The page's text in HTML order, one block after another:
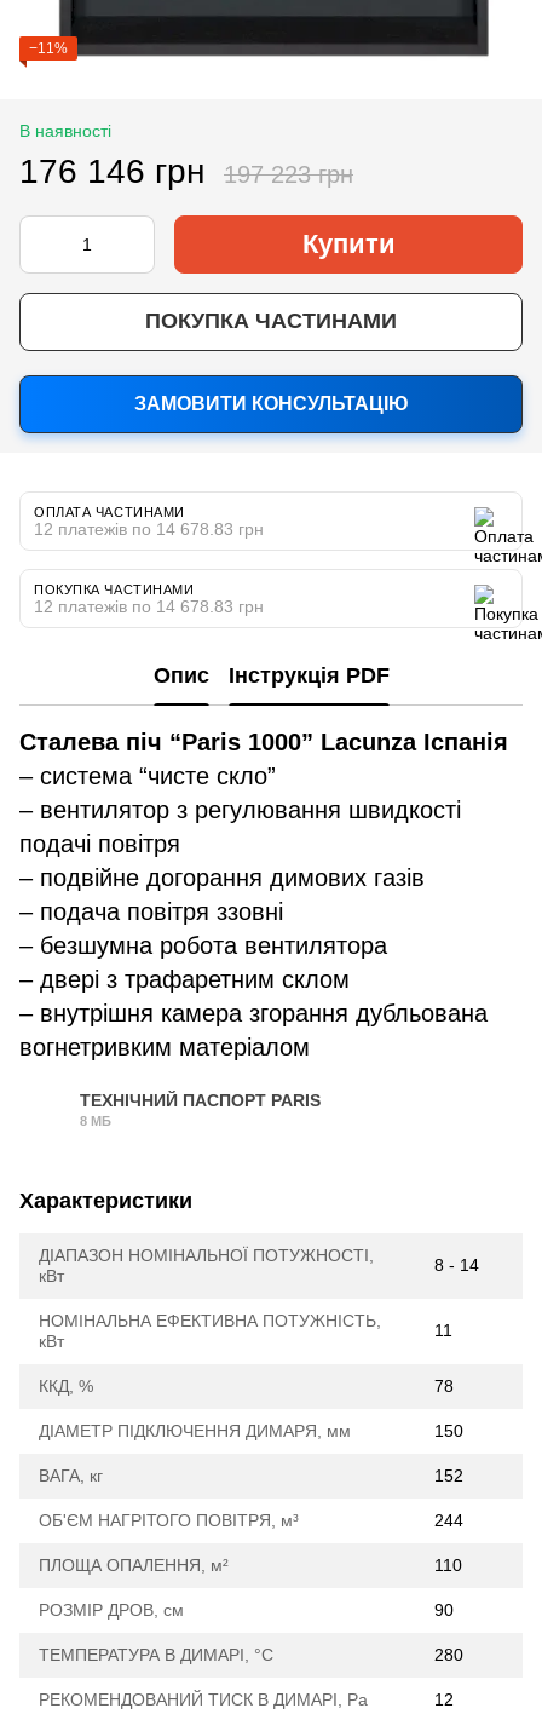
−11%
В наявності
176 146 грн 197 223 грн
Купити
ПОКУПКА ЧАСТИНАМИ
ЗАМОВИТИ КОНСУЛЬТАЦІЮ
ОПЛАТА ЧАСТИНАМИ
12 платежів по 14 678.83 грн
ПОКУПКА ЧАСТИНАМИ
12 платежів по 14 678.83 грн
Опис Інструкція PDF
Сталева піч “Paris 1000” Lacunza Іспанія
– система “чисте скло”
– вентилятор з регулювання швидкості
подачі повітря
– подвійне догорання димових газів
– подача повітря ззовні
– безшумна робота вентилятора
– двері з трафаретним склом
– внутрішня камера згорання дубльована
вогнетривким матеріалом
ТЕХНІЧНИЙ ПАСПОРТ PARIS
8 МБ
Характеристики
ДІАПАЗОН НОМІНАЛЬНОЇ ПОТУЖНОСТІ,
кВт
8 - 14
НОМІНАЛЬНА ЕФЕКТИВНА ПОТУЖНІСТЬ,
кВт
11
ККД, % 78
ДІАМЕТР ПІДКЛЮЧЕННЯ ДИМАРЯ, мм 150
ВАГА, кг 152
ОБ'ЄМ НАГРІТОГО ПОВІТРЯ, м³ 244
ПЛОЩА ОПАЛЕННЯ, м² 110
РОЗМІР ДРОВ, см 90
ТЕМПЕРАТУРА В ДИМАРІ, °С 280
РЕКОМЕНДОВАНИЙ ТИСК В ДИМАРІ, Ра 12